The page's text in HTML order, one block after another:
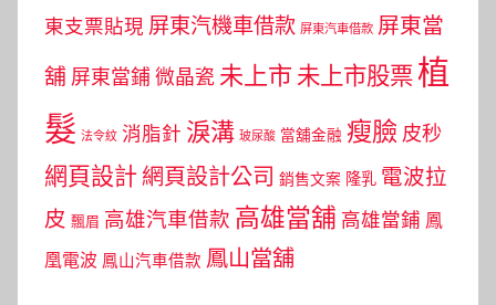
東支票貼現 屏東汽機車借款 屏東汽車借款 屏東當
舖 屏東當鋪 微晶瓷 未上市 未上市股票植
髮 法令紋 消脂針 淚溝 玻尿酸 當舖金融 瘦臉 皮秒
網頁設計 網頁設計公司 銷售文案 隆乳 電波拉
皮 飄眉 高雄汽車借款 高雄當舖 高雄當鋪 鳳
凰電波 鳳山汽車借款 鳳山當舖